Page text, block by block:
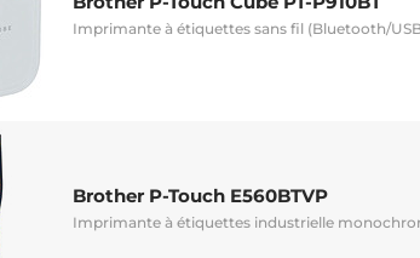
Imprimante à étiquettes sans fil (Bluetooth/
Brother P-Touch E560BTVP
Imprimante à étiquettes industrielle